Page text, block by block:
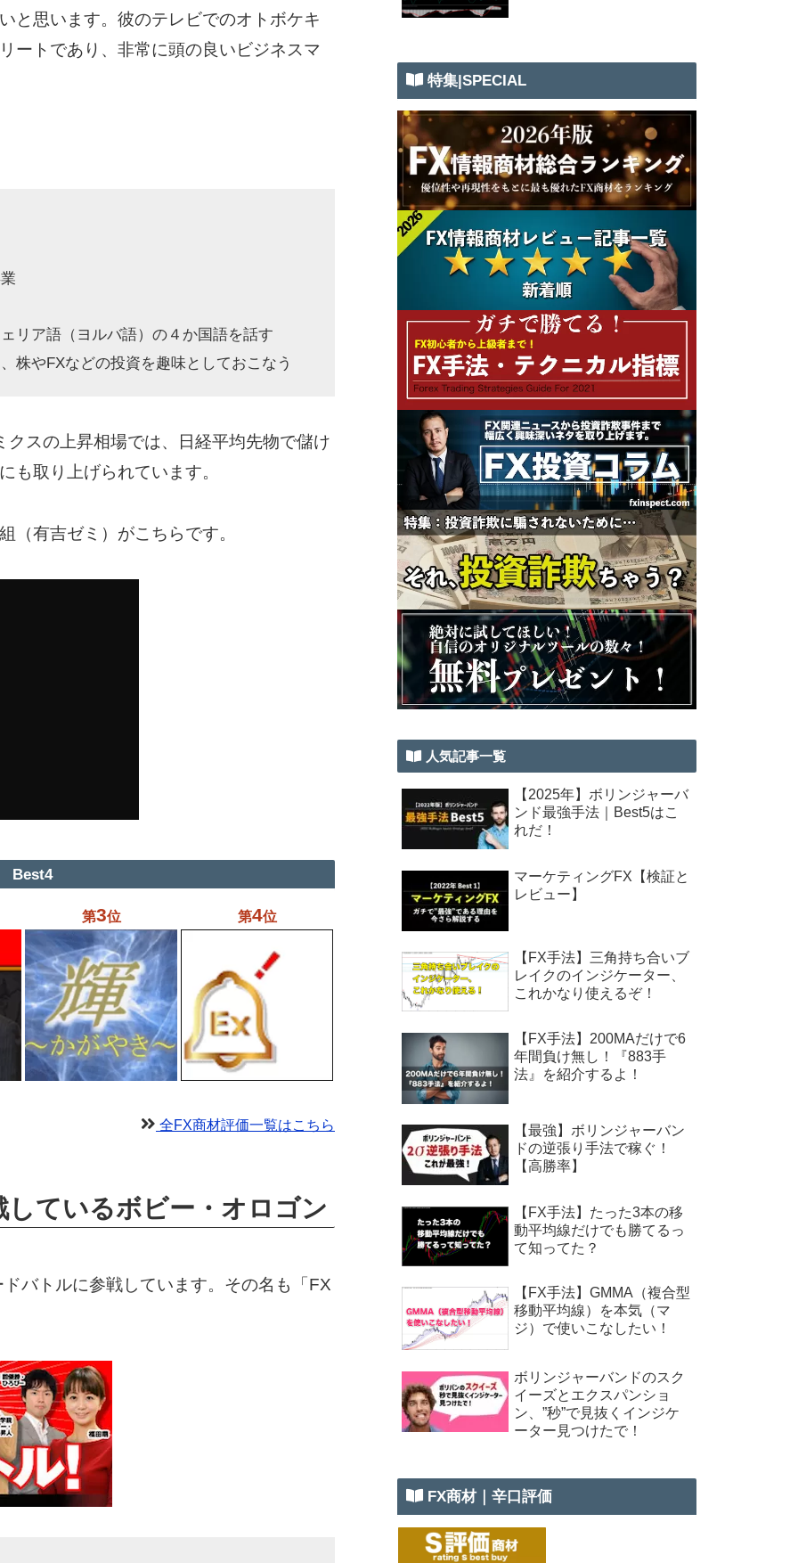
と思います。彼のテレビでのオトボケキ
ートであり、非常に頭の良いビジネスマ
リア語（ヨルバ語）の４か国語を話す
株やFXなどの投資を趣味としておこなう
スの上昇相場では、日経平均先物で儲け
も取り上げられています。
（有吉ゼミ）がこちらです。
Best4
第3位 第4位
全FX商材評価一覧はこちら
ているボビー・オロゴン
バトルに参戦しています。その名も「FX
特集|SPECIAL
人気記事一覧
【2025年】ボリンジャーバ
ンド最強手法｜Best5はこ
れだ！
マーケティングFX【検証と
レビュー】
【FX手法】三角持ち合いブ
レイクのインジケーター、
これかなり使えるぞ！
【FX手法】200MAだけで6
年間負け無し！『883手
法』を紹介するよ！
【最強】ボリンジャーバン
ドの逆張り手法で稼ぐ！
【高勝率】
【FX手法】たった3本の移
動平均線だけでも勝てるっ
て知ってた？
【FX手法】GMMA（複合型
移動平均線）を本気（マ
ジ）で使いこなしたい！
ボリンジャーバンドのスク
イーズとエクスパンショ
ン、”秒”で見抜くインジケ
ーター見つけたで！
FX商材｜辛口評価